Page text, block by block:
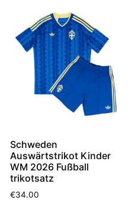
Schweden
Auswärtstrikot Kinder
WM 2026 Fußball
trikotsatz
€34.00